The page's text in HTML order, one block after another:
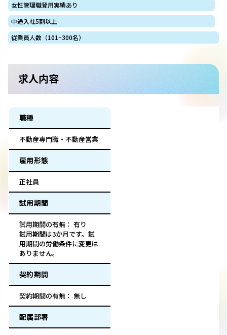
女性管理職登用実績あり
中途入社5割以上
従業員人数（101~300名）
求人内容
職種
不動産専門職・不動産営業
雇用形態
正社員
試用期間
試用期間の有無： 有り
試用期間は3か月です。試
用期間の労働条件に変更は
ありません。
契約期間
契約期間の有無： 無し
配属部署